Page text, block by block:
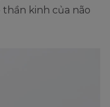
kinh của não